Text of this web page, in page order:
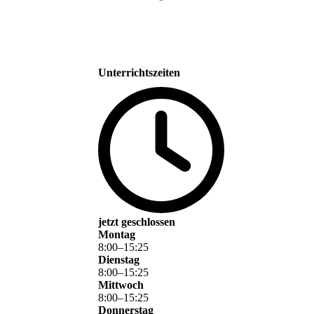
Unterrichtszeiten
jetzt geschlossen
Montag
8:00–15:25
Dienstag
8:00–15:25
Mittwoch
8:00–15:25
Donnerstag